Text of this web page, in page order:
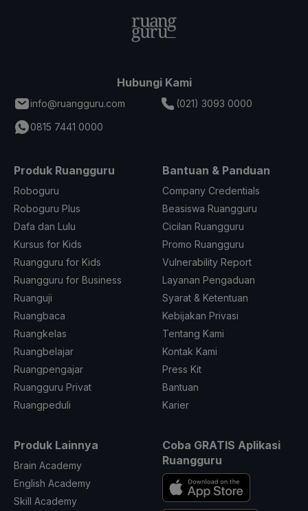
Hubungi Kami
info@ruangguru.com
(021) 3093 0000
0815 7441 0000
Produk Ruangguru
Roboguru
Roboguru Plus
Dafa dan Lulu
Kursus for Kids
Ruangguru for Kids
Ruangguru for Business
Ruanguji
Ruangbaca
Ruangkelas
Ruangbelajar
Ruangpengajar
Ruangguru Privat
Ruangpeduli
Bantuan & Panduan
Company Credentials
Beasiswa Ruangguru
Cicilan Ruangguru
Promo Ruangguru
Vulnerability Report
Layanan Pengaduan
Syarat & Ketentuan
Kebijakan Privasi
Tentang Kami
Kontak Kami
Press Kit
Bantuan
Karier
Produk Lainnya
Brain Academy
English Academy
Skill Academy
Coba GRATIS Aplikasi
Ruangguru